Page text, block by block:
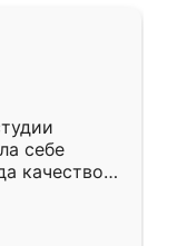
себе
качеством
уже почти